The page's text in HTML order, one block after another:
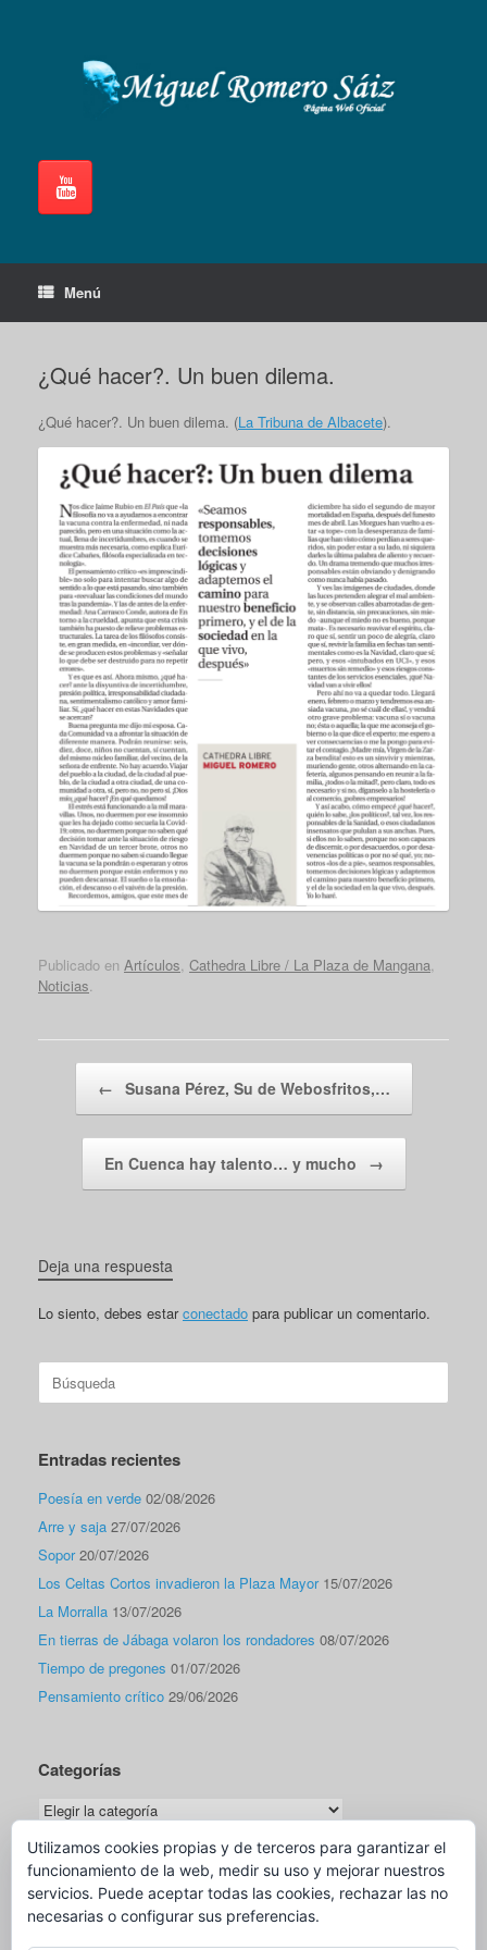
Menú
¿Qué hacer?. Un buen dilema.
¿Qué hacer?. Un buen dilema. (La Tribuna de Albacete).
Publicado en Artículos, Cathedra Libre / La Plaza de Mangana,
Noticias.
← Susana Pérez, Su de Webosfritos,…
En Cuenca hay talento… y mucho →
Deja una respuesta
Lo siento, debes estarconectado para publicar un comentario.
Entradas recientes
Poesía en verde 02/08/2026
Arre y saja 27/07/2026
Sopor 20/07/2026
Los Celtas Cortos invadieron la Plaza Mayor 15/07/2026
La Morralla 13/07/2026
En tierras de Jábaga volaron los rondadores 08/07/2026
Tiempo de pregones 01/07/2026
Pensamiento crítico 29/06/2026
Categorías
Categorías
Traductor
Utilizamos cookies propias y de terceros para garantizar el
funcionamiento de la web, medir su uso y mejorar nuestros
servicios. Puede aceptar todas las cookies, rechazar las no
necesarias o configurar sus preferencias.